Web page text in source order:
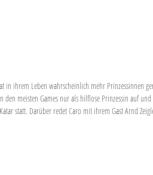
in ihrem Leben wahrscheinlich mehr Prinzessinnen
meisten Games nur als hilflose Prinzessin auf
statt. Darüber redet Caro mit ihrem Gast Arnd